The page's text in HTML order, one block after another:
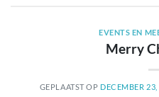
EVENTS EN
Merry
GEPLAATST OP DECEMBER